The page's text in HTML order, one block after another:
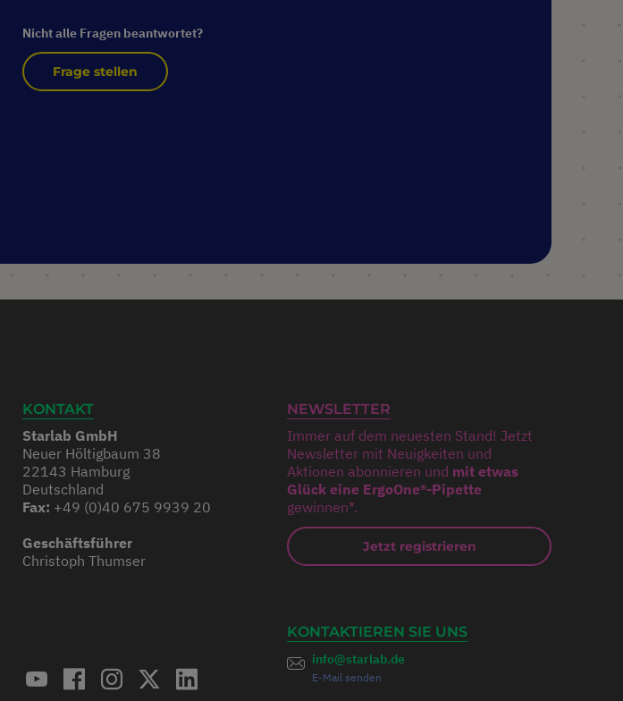
Nicht alle Fragen beantwortet?
Frage stellen
KONTAKT
Starlab GmbH
Neuer Höltigbaum 38
22143 Hamburg
Deutschland
Fax: +49 (0)40 675 9939 20
Geschäftsführer
Christoph Thumser
NEWSLETTER
Immer auf dem neuesten Stand! Jetzt
Newsletter mit Neuigkeiten und
Aktionen abonnieren und mit etwas
Glück eine ErgoOne®-Pipette
gewinnen*.
Jetzt registrieren
KONTAKTIEREN SIE UNS
info@starlab.de
E-Mail senden